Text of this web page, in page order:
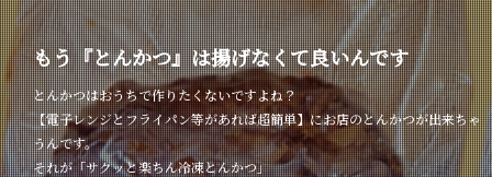
もう『とんかつ』は揚げなくて良いんです
とんかつはおうちで作りたくないですよね？
【電子レンジとフライパン等があれば超簡単】にお店のとんかつが出来ちゃ
うんです。
それが「サクッと楽ちん冷凍とんかつ」